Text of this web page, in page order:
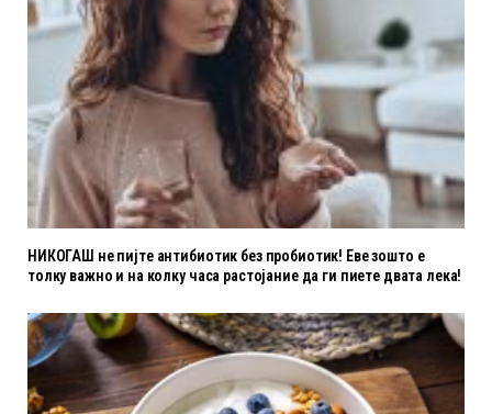
НИКОГАШ не пијте антибиотик без пробиотик! Еве зошто е
толку важно и на колку часа растојание да ги пиете двата лека!